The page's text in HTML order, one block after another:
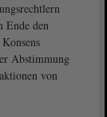
Ende den
Abstimmung
von